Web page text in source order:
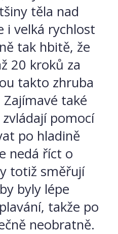
těla nad
i velká rychlost
tak hbitě, že
20 kroků za
takto zhruba
také
pomocí
po hladině
nedá říct o
totiž směřují
byly lépe
takže po
neobratně.